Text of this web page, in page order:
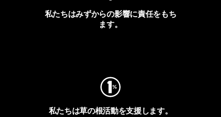
私たちはみずからの影響に責任をもち
ます。
私たちは草の根活動を支援します。